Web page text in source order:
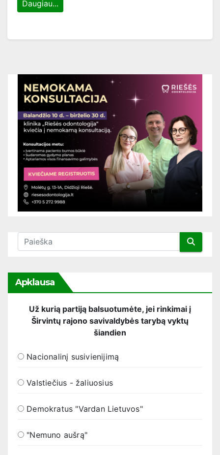
Daugiau...
Apklausa
Už kurią partiją balsuotumėte, jei rinkimai į
Širvintų rajono savivaldybės tarybą vyktų
šiandien
Nacionalinį susivienijimą
Valstiečius - žaliuosius
Demokratus "Vardan Lietuvos"
"Nemuno aušrą"